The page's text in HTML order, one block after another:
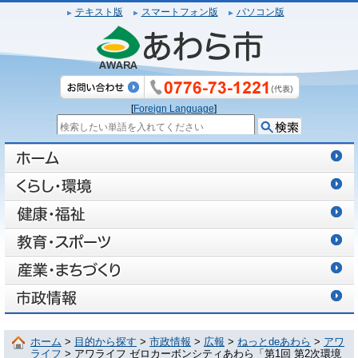
テキスト版 スマートフォン版 パソコン版
[Foreign Language]
ホーム > 目的から探す > 市政情報 > 広報 > ねっとdeあわら > アワ
ライフ > アワライフ ゼロカーボンシティあわら「第1回 第2次環境